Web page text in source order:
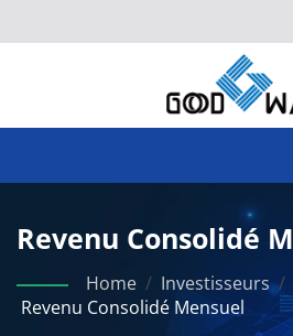
Revenu Consolidé
Home / Investisseurs /
Revenu Consolidé Mensuel